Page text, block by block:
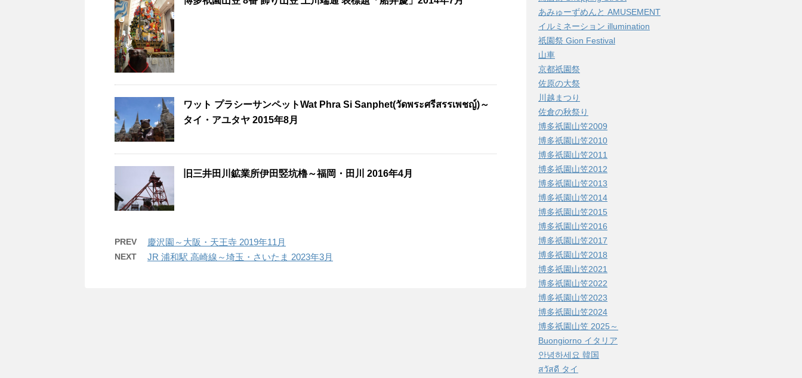
ワット プラシーサンペットWat Phra Si Sanphet(วัดพระศรีสรรเพชญ์)～
タイ・アユタヤ 2015年8月
旧三井田川鉱業所伊田竪坑櫓～福岡・田川 2016年4月
PREV 慶沢園～大阪・天王寺 2019年11月
NEXT JR 浦和駅 高崎線～埼玉・さいたま 2023年3月
あみゅーずめんと AMUSEMENT
イルミネーション illumination
祇園祭 Gion Festival
山車
京都祇園祭
佐原の大祭
川越まつり
佐倉の秋祭り
博多祇園山笠2009
博多祇園山笠2010
博多祇園山笠2011
博多祇園山笠2012
博多祇園山笠2013
博多祇園山笠2014
博多祇園山笠2015
博多祇園山笠2016
博多祇園山笠2017
博多祇園山笠2018
博多祇園山笠2021
博多祇園山笠2022
博多祇園山笠2023
博多祇園山笠2024
博多祇園山笠 2025～
Buongiorno イタリア
안녕하세요 韓国
สวัสดี タイ